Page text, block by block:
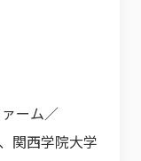
ーム／
関西学院大学